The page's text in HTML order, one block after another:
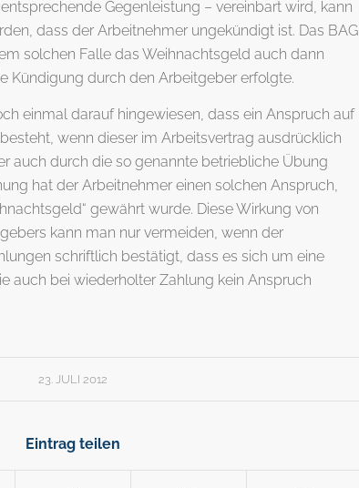
Gegenleistung – vereinbart wird, kann
dass der Arbeitnehmer ungekündigt ist. Das BAG
solchen Falle das Weihnachtsgeld auch dann
Kündigung durch den Arbeitgeber erfolgte.
einmal darauf hingewiesen, dass ein Anspruch auf
wenn dieser im Arbeitsvertrag ausdrücklich
auch durch die so genannte betriebliche Übung
hat der Arbeitnehmer einen solchen Anspruch,
gewährt wurde. Diese Wirkung von
kann man nur vermeiden, wenn der
schriftlich bestätigt, dass es sich um eine
auch bei wiederholter Zahlung kein Anspruch
23. JULI 2012
Eintrag teilen